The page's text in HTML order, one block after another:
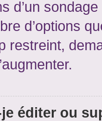
d’un
d’options
restreint,
éditer ou